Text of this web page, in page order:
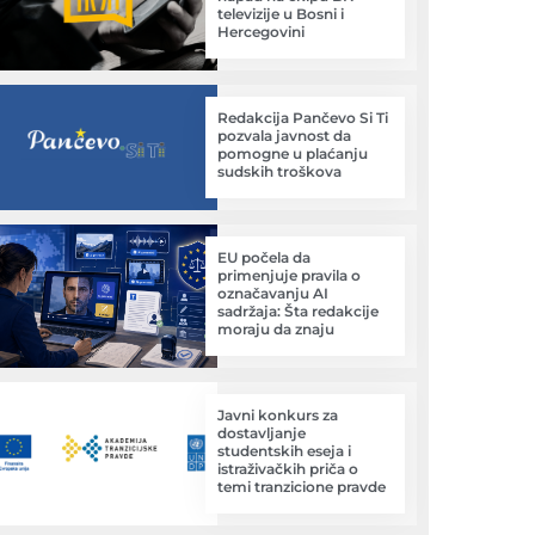
televizije u Bosni i
Hercegovini
Redakcija Pančevo Si Ti
pozvala javnost da
pomogne u plaćanju
sudskih troškova
EU počela da
primenjuje pravila o
označavanju AI
sadržaja: Šta redakcije
moraju da znaju
Javni konkurs za
dostavljanje
studentskih eseja i
istraživačkih priča o
temi tranzicione pravde